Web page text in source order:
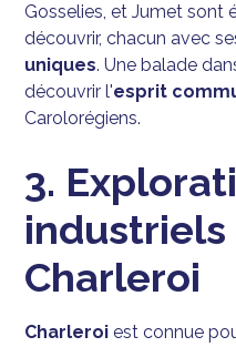
Gosselies, et Jumet sont
découvrir, chacun avec
uniques. Une balade
découvrir l'esprit
Carolorégiens.
3.
industriels
Charleroi
Charleroi est connue